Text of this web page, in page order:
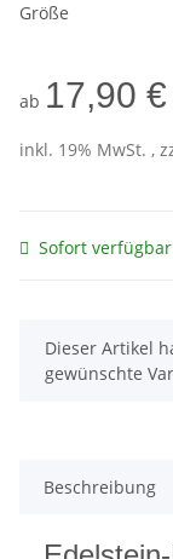
Größe
ab 17,90 €
inkl. 19% MwSt. ,
Sofort verfügbar
x
Dieser Artikel
gewünschte
Beschreibung